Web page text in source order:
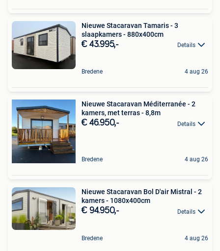
Nieuwe Stacaravan Tamaris - 3
slaapkamers - 880x400cm
€ 43.995,- Details
Bredene 4 aug 26
Nieuwe Stacaravan Méditerranée - 2
kamers, met terras - 8,8m
€ 46.950,- Details
Bredene 4 aug 26
Nieuwe Stacaravan Bol D'air Mistral - 2
kamers - 1080x400cm
€ 94.950,- Details
Bredene 4 aug 26